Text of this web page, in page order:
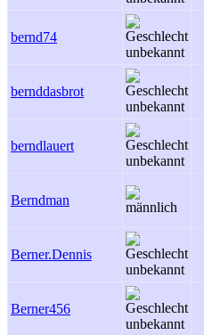
bernd74
bernddasbrot
berndlauert
Berndman
Berner.Dennis
Berner456